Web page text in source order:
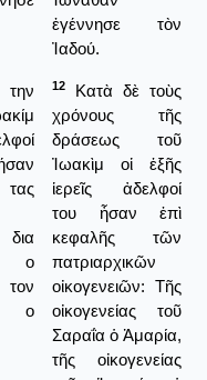
ἐγέννησε τὸν
Ἰαδού.
τας
δια
ο
τον
ο
12
Κατὰ δὲ τοὺς
χρόνους τῆς
δράσεως τοῦ
Ἰωακὶμ οἱ ἑξῆς
ἱερεῖς ἀδελφοί
του ἦσαν ἐπὶ
κεφαλῆς τῶν
πατριαρχικῶν
οἰκογενειῶν: Τῆς
οἰκογενείας τοῦ
Σαραΐα ὁ Ἀμαρία,
τῆς οἰκογενείας